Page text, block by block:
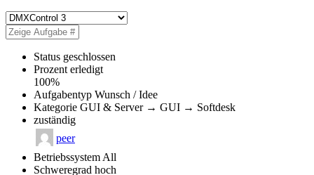
Status geschlossen
Prozent erledigt
100%
Aufgabentyp Wunsch / Idee
Kategorie GUI & Server → GUI → Softdesk
zuständig
peer
Betriebssystem All
Schweregrad hoch